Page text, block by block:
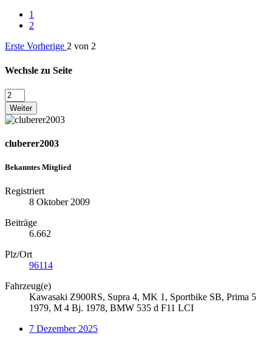
1
2
Erste Vorherige 2 von 2
Wechsle zu Seite
Weiter
cluberer2003
Bekanntes Mitglied
Registriert
8 Oktober 2009
Beiträge
6.662
Plz/Ort
96114
Fahrzeug(e)
Kawasaki Z900RS, Supra 4, MK 1, Sportbike SB, Prima 5
1979, M 4 Bj. 1978, BMW 535 d F11 LCI
7 Dezember 2025